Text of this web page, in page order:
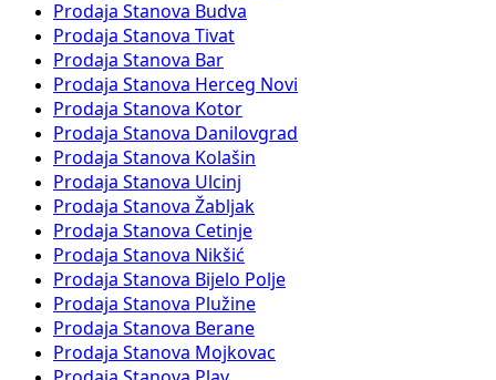
Prodaja Stanova Budva
Prodaja Stanova Tivat
Prodaja Stanova Bar
Prodaja Stanova Herceg Novi
Prodaja Stanova Kotor
Prodaja Stanova Danilovgrad
Prodaja Stanova Kolašin
Prodaja Stanova Ulcinj
Prodaja Stanova Žabljak
Prodaja Stanova Cetinje
Prodaja Stanova Nikšić
Prodaja Stanova Bijelo Polje
Prodaja Stanova Plužine
Prodaja Stanova Berane
Prodaja Stanova Mojkovac
Prodaja Stanova Plav